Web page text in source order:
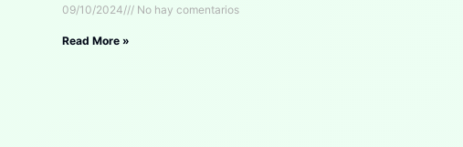
09/10/2024 No hay comentarios
Read More »